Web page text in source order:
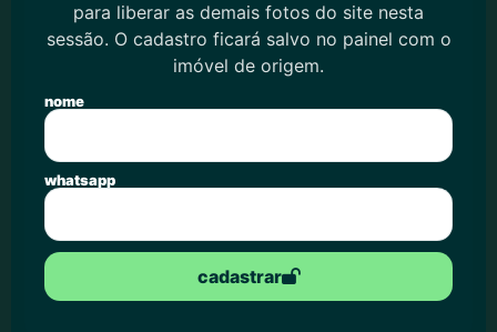
para liberar as demais fotos do site nesta
sessão. O cadastro ficará salvo no painel com o
imóvel de origem.
nome
whatsapp
cadastrar